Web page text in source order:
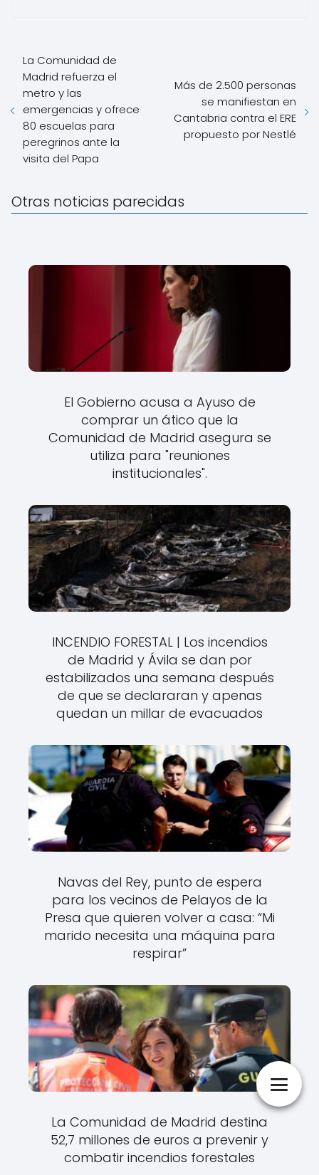
La Comunidad de
Madrid refuerza el
metro y las
emergencias y ofrece
80 escuelas para
peregrinos ante la
visita del Papa
Más de 2.500 personas
se manifiestan en
Cantabria contra el ERE
propuesto por Nestlé
Otras noticias parecidas
El Gobierno acusa a Ayuso de
comprar un ático que la
Comunidad de Madrid asegura se
utiliza para "reuniones
institucionales".
INCENDIO FORESTAL | Los incendios
de Madrid y Ávila se dan por
estabilizados una semana después
de que se declararan y apenas
quedan un millar de evacuados
Navas del Rey, punto de espera
para los vecinos de Pelayos de la
Presa que quieren volver a casa: “Mi
marido necesita una máquina para
respirar”
La Comunidad de Madrid destina
52,7 millones de euros a prevenir y
combatir incendios forestales